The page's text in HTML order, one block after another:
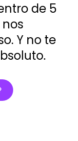
de 5
Y no te